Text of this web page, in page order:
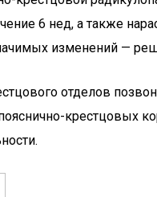
6 нед, а также
изменений —
отделов
крестцовых